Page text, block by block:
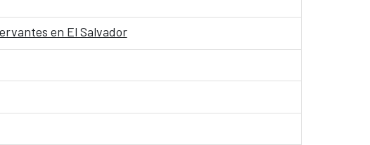
en El Salvador